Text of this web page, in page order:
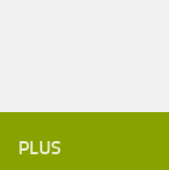
PLUS